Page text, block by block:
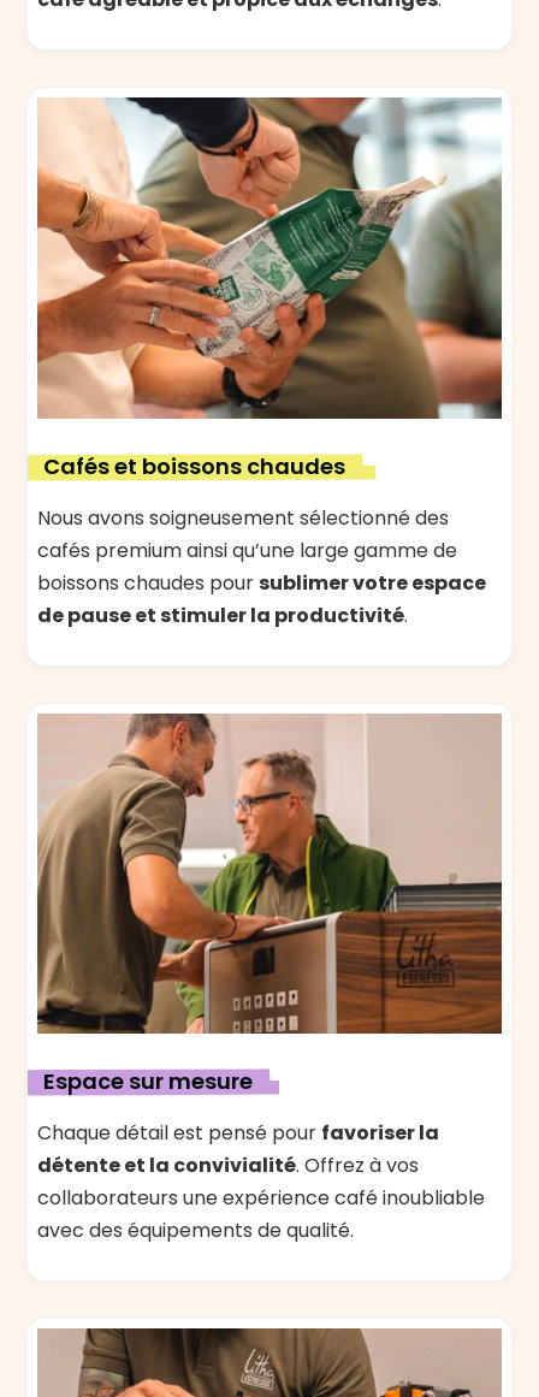
Cafés et boissons chaudes
Nous avons soigneusement sélectionné des
cafés premium ainsi qu’une large gamme de
boissons chaudes poursublimer votre espace
de pause et stimuler la productivité.
Espace sur mesure
Chaque détail est pensé pour favoriser la
détente et la convivialité. Offrez à vos
collaborateurs une expérience café inoubliable
avec des équipements de qualité.